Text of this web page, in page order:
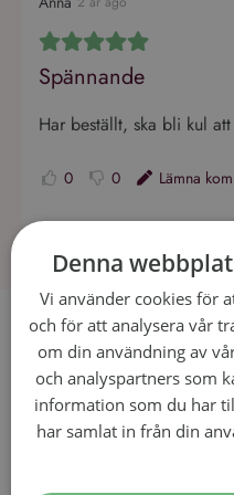
Spännande
Har beställt, ska bli kul
0 0 Lämna
Recept som
Barista Rosso
60 min
Denna
Vi använder cookies för
och för att analysera vår
om din användning av
och analyspartners som
information som du har
har samlat in från din